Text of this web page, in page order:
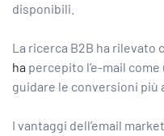
disponibili.
La ricerca B2B ha rilevato
ha percepito l’e-mail
guidare le conversioni più
I vantaggi dell’email